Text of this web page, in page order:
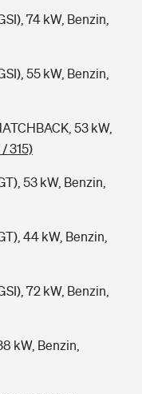
74 kW, Benzin,
55 kW, Benzin,
53 kW,
315)
53 kW, Benzin,
44 kW, Benzin,
72 kW, Benzin,
kW, Benzin,